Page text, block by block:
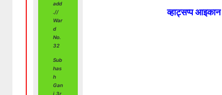
add
.//
War
d
No.
32
Sub
has
h
Gan
j,3r
व्हाट्सप्प